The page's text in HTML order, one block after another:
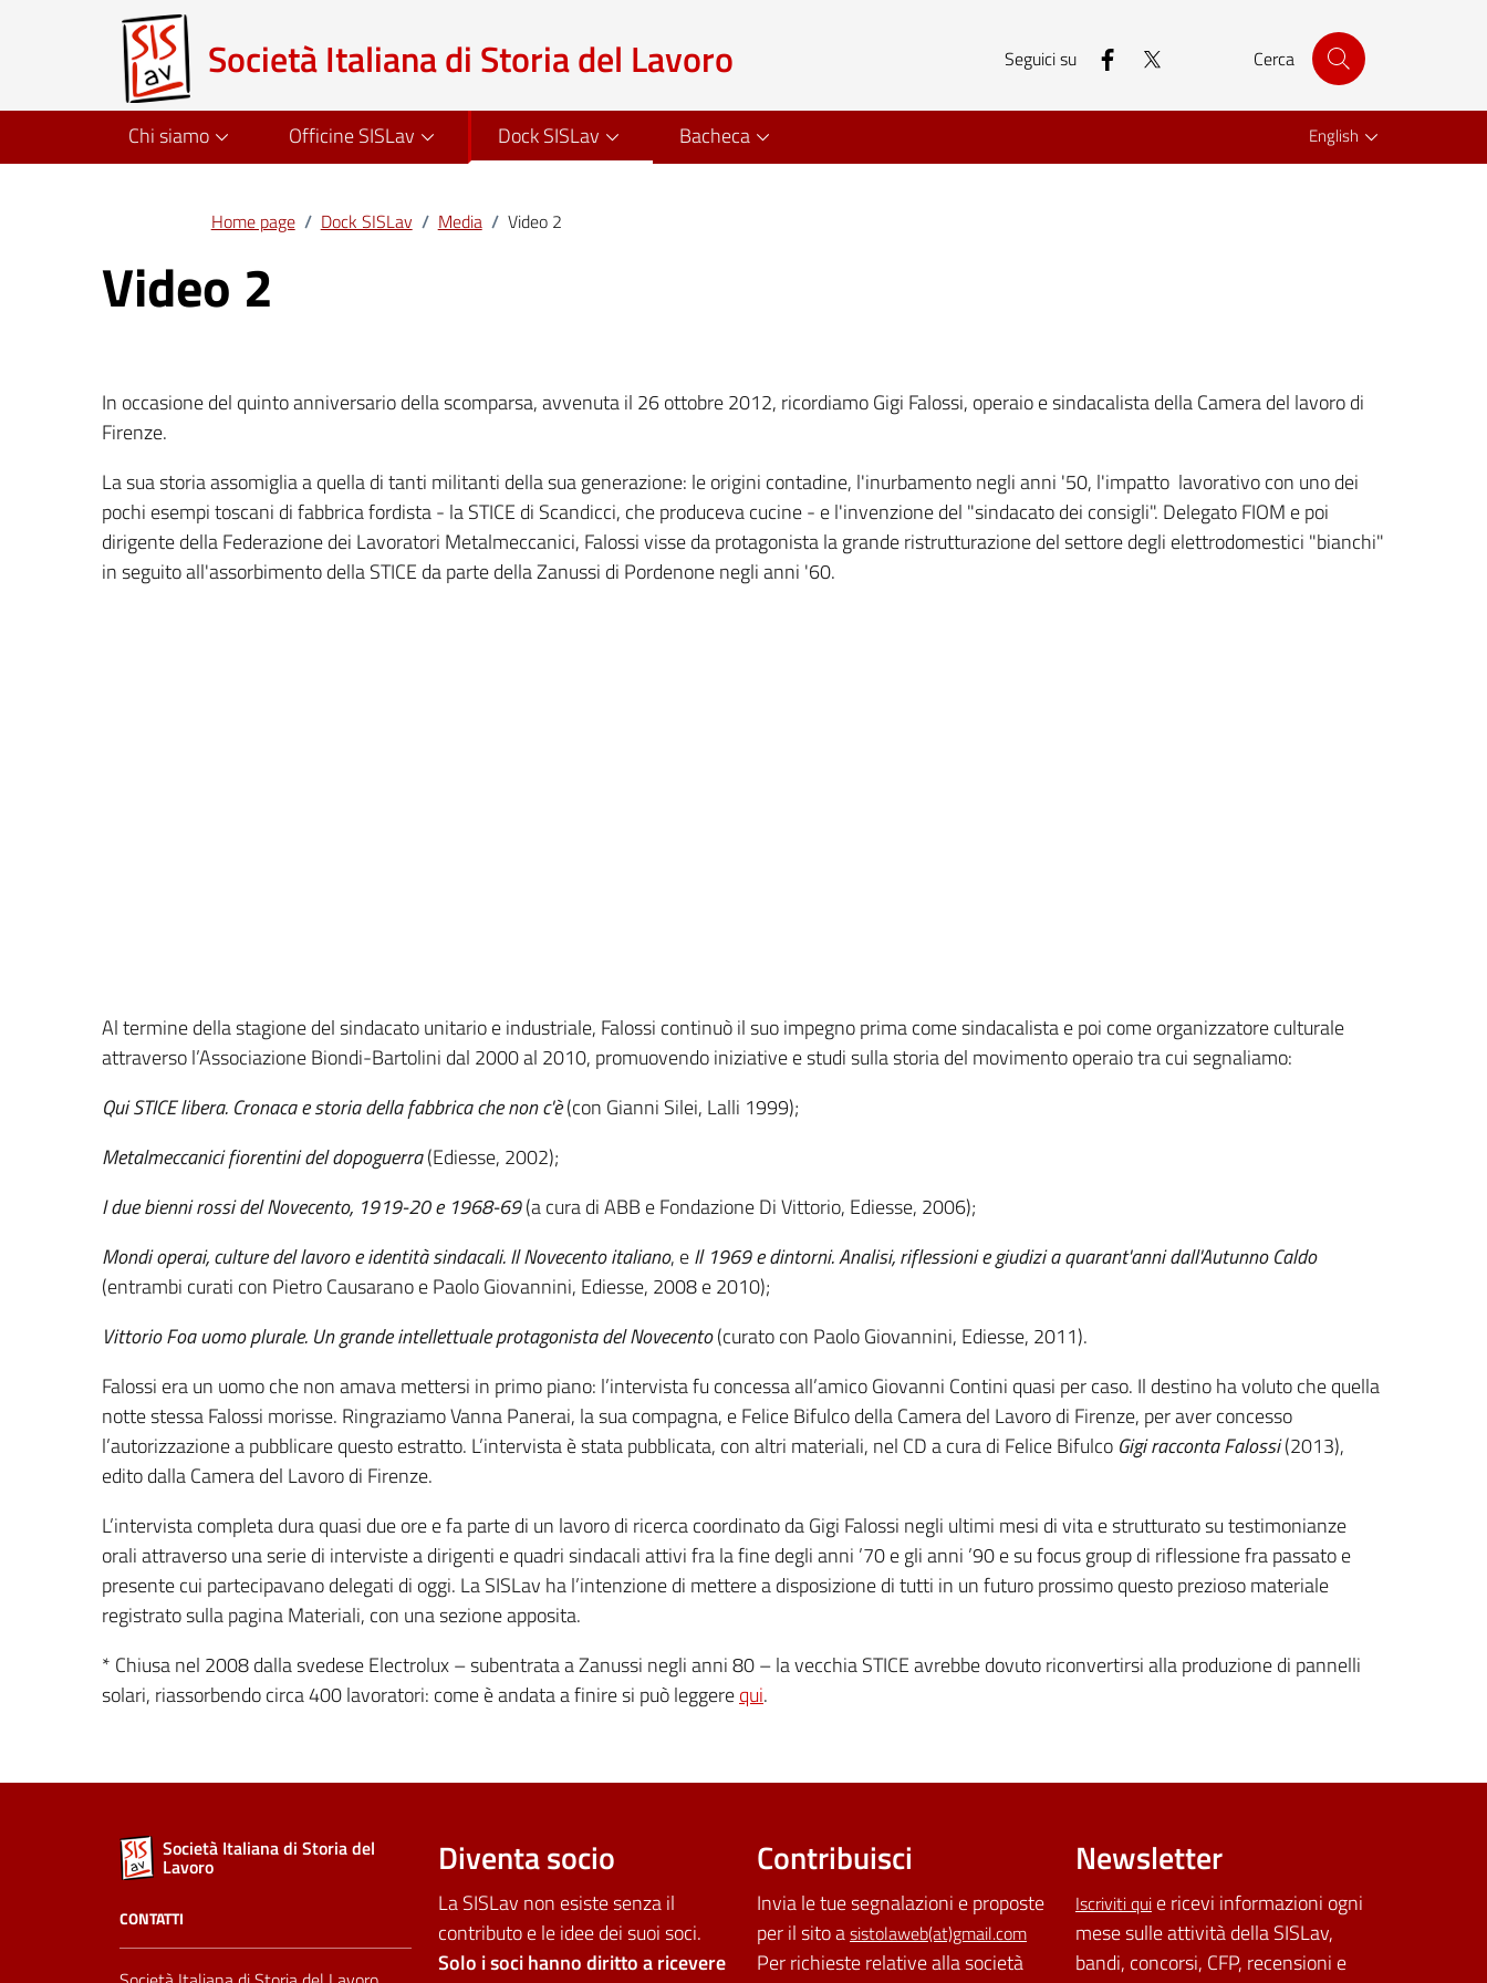
Società Italiana di Storia del Lavoro Seguici su facebook Cerca
Chi siamo Officine SISLav Dock SISLav Bacheca English
Home page / Dock SISLav / Media / Video 2
Video 2
In occasione del quinto anniversario della scomparsa, avvenuta il 26 ottobre 2012, ricordiamo Gigi Falossi, operaio e sindacalista della Camera del lavoro di
Firenze.
La sua storia assomiglia a quella di tanti militanti della sua generazione: le origini contadine, l'inurbamento negli anni '50, l'impatto lavorativo con uno dei
pochi esempi toscani di fabbrica fordista - la STICE di Scandicci, che produceva cucine - e l'invenzione del "sindacato dei consigli". Delegato FIOM e poi
dirigente della Federazione dei Lavoratori Metalmeccanici, Falossi visse da protagonista la grande ristrutturazione del settore degli elettrodomestici "bianchi"
in seguito all'assorbimento della STICE da parte della Zanussi di Pordenone negli anni '60.
Al termine della stagione del sindacato unitario e industriale, Falossi continuò il suo impegno prima come sindacalista e poi come organizzatore culturale
attraverso l’Associazione Biondi-Bartolini dal 2000 al 2010, promuovendo iniziative e studi sulla storia del movimento operaio tra cui segnaliamo:
Qui STICE libera. Cronaca e storia della fabbrica che non c'è(con Gianni Silei, Lalli 1999);
Metalmeccanici fiorentini del dopoguerra(Ediesse, 2002);
I due bienni rossi del Novecento, 1919-20 e 1968-69(a cura di ABB e Fondazione Di Vittorio, Ediesse, 2006);
Mondi operai, culture del lavoro e identità sindacali. Il Novecento italiano, eIl 1969 e dintorni. Analisi, riflessioni e giudizi a quarant'anni dall'Autunno Caldo
(entrambi curati con Pietro Causarano e Paolo Giovannini, Ediesse, 2008 e 2010);
Vittorio Foa uomo plurale. Un grande intellettuale protagonista del Novecento(curato con Paolo Giovannini, Ediesse, 2011).
Falossi era un uomo che non amava mettersi in primo piano: l’intervista fu concessa all’amico Giovanni Contini quasi per caso. Il destino ha voluto che quella
notte stessa Falossi morisse. Ringraziamo Vanna Panerai, la sua compagna, e Felice Bifulco della Camera del Lavoro di Firenze, per aver concesso
l’autorizzazione a pubblicare questo estratto. L’intervista è stata pubblicata, con altri materiali, nel CD a cura di Felice Bifulco Gigi racconta Falossi(2013),
edito dalla Camera del Lavoro di Firenze.
L’intervista completa dura quasi due ore e fa parte di un lavoro di ricerca coordinato da Gigi Falossi negli ultimi mesi di vita e strutturato su testimonianze
orali attraverso una serie di interviste a dirigenti e quadri sindacali attivi fra la fine degli anni ’70 e gli anni ’90 e su focus group di riflessione fra passato e
presente cui partecipavano delegati di oggi. La SISLav ha l’intenzione di mettere a disposizione di tutti in un futuro prossimo questo prezioso materiale
registrato sulla pagina Materiali, con una sezione apposita.
* Chiusa nel 2008 dalla svedese Electrolux – subentrata a Zanussi negli anni 80 – la vecchia STICE avrebbe dovuto riconvertirsi alla produzione di pannelli
solari, riassorbendo circa 400 lavoratori: come è andata a finire si può leggerequi.
Società Italiana di Storia del
Lavoro
CONTATTI
Diventa socio
La SISLav non esiste senza il
contributo e le idee dei suoi soci.
Solo i soci hanno diritto a ricevere
Contribuisci
Invia le tue segnalazioni e proposte
per il sito asistolaweb(at)gmail.com
Per richieste relative alla società
Newsletter
Iscriviti quie ricevi informazioni ogni
mese sulle attività della SISLav,
bandi, concorsi, CFP, recensioni e